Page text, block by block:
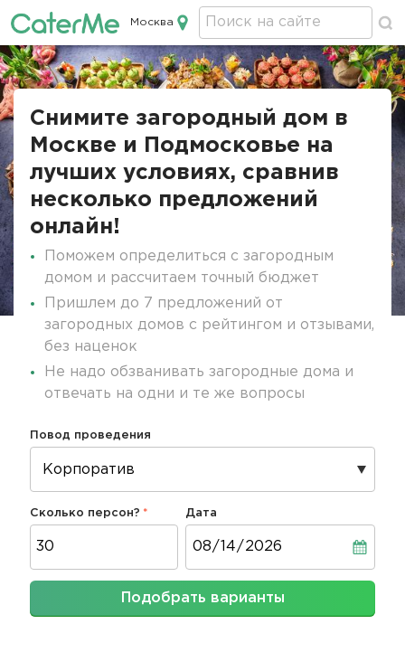
Кейтеринг в Москве
Москва
Строка
Снимите загородный дом в
Москве и Подмосковье на
лучших условиях, сравнив
несколько предложений
онлайн!
Поможем определиться с загородным
домом и рассчитаем точный бюджет
Пришлем до 7 предложений от
загородных домов с рейтингом и отзывами,
без наценок
Не надо обзванивать загородные дома и
отвечать на одни и те же вопросы
Повод проведения
Сколько персон? Дата
Подобрать варианты